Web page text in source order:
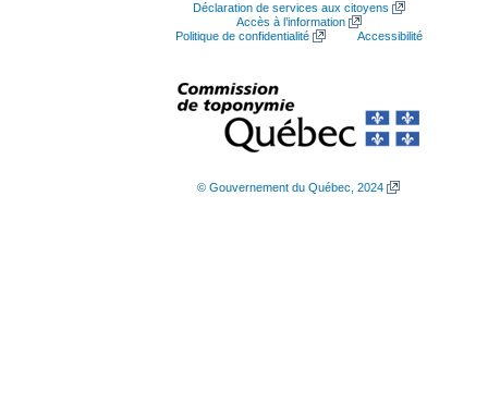
Déclaration de services aux citoyens
Accès à l’information
Politique de confidentialité
Accessibilité
© Gouvernement du Québec, 2024